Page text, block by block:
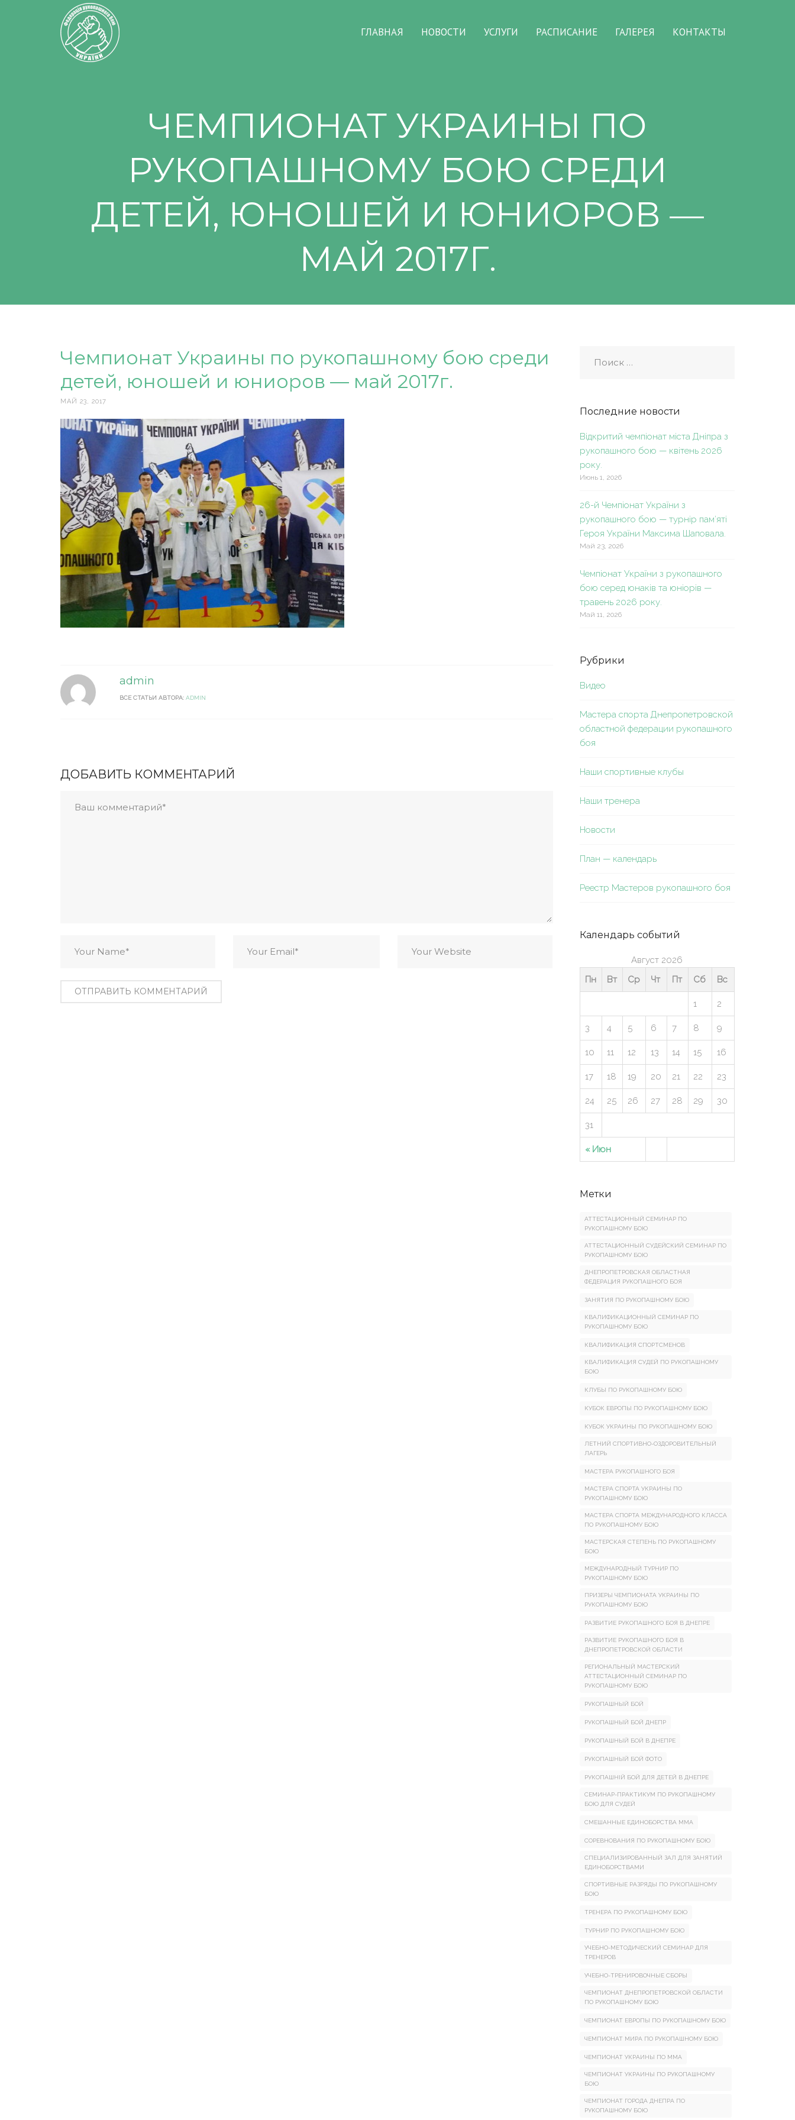
ГЛАВНАЯ НОВОСТИ УСЛУГИ РАСПИСАНИЕ ГАЛЕРЕЯ КОНТАКТЫ
ЧЕМПИОНАТ УКРАИНЫ ПО
РУКОПАШНОМУ БОЮ СРЕДИ
ДЕТЕЙ, ЮНОШЕЙ И ЮНИОРОВ —
МАЙ 2017Г.
Чемпионат Украины по рукопашному бою среди
детей, юношей и юниоров — май 2017г.
МАЙ 23, 2017
admin
ВСЕ СТАТЬИ АВТОРА: ADMIN
ДОБАВИТЬ КОММЕНТАРИЙ
Последние новости
Відкритий чемпіонат міста Дніпра з
рукопашного бою — квітень 2026
року.
Июнь 1, 2026
26-й Чемпіонат України з
рукопашного бою — турнір пам’яті
Героя України Максима Шаповала.
Май 23, 2026
Чемпіонат України з рукопашного
бою серед юнаків та юніорів —
травень 2026 року.
Май 11, 2026
Рубрики
Видео
Мастера спорта Днепропетровской
областной федерации рукопашного
боя
Наши спортивные клубы
Наши тренера
Новости
План — календарь
Реестр Мастеров рукопашного боя
Календарь событий
Август 2026
Пн
Вт Ср Чт Пт Сб Вс
« Июн
1 2
3 4 5 6 7 8 9
10 11 12 13 14 15 16
17 18 19 20 21 22 23
24 25 26 27 28 29 30
31
Метки
АТТЕСТАЦИОННЫЙ СЕМИНАР ПО
РУКОПАШНОМУ БОЮ
АТТЕСТАЦИОННЫЙ СУДЕЙСКИЙ СЕМИНАР ПО
РУКОПАШНОМУ БОЮ
ДНЕПРОПЕТРОВСКАЯ ОБЛАСТНАЯ
ФЕДЕРАЦИЯ РУКОПАШНОГО БОЯ
ЗАНЯТИЯ ПО РУКОПАШНОМУ БОЮ
КВАЛИФИКАЦИОННЫЙ СЕМИНАР ПО
РУКОПАШНОМУ БОЮ
КВАЛИФИКАЦИЯ СПОРТСМЕНОВ
КВАЛИФИКАЦИЯ СУДЕЙ ПО РУКОПАШНОМУ
БОЮ
КЛУБЫ ПО РУКОПАШНОМУ БОЮ
КУБОК ЕВРОПЫ ПО РУКОПАШНОМУ БОЮ
КУБОК УКРАИНЫ ПО РУКОПАШНОМУ БОЮ
ЛЕТНИЙ СПОРТИВНО-ОЗДОРОВИТЕЛЬНЫЙ
ЛАГЕРЬ
МАСТЕРА РУКОПАШНОГО БОЯ
МАСТЕРА СПОРТА УКРАИНЫ ПО
РУКОПАШНОМУ БОЮ
МАСТЕРА СПОРТА МЕЖДУНАРОДНОГО КЛАССА
ПО РУКОПАШНОМУ БОЮ
МАСТЕРСКАЯ СТЕПЕНЬ ПО РУКОПАШНОМУ
БОЮ
МЕЖДУНАРОДНЫЙ ТУРНИР ПО
РУКОПАШНОМУ БОЮ
ПРИЗЕРЫ ЧЕМПИОНАТА УКРАИНЫ ПО
РУКОПАШНОМУ БОЮ
РАЗВИТИЕ РУКОПАШНОГО БОЯ В ДНЕПРЕ
РАЗВИТИЕ РУКОПАШНОГО БОЯ В
ДНЕПРОПЕТРОВСКОЙ ОБЛАСТИ
РЕГИОНАЛЬНЫЙ МАСТЕРСКИЙ
АТТЕСТАЦИОННЫЙ СЕМИНАР ПО
РУКОПАШНОМУ БОЮ
РУКОПАШНЫЙ БОЙ
РУКОПАШНЫЙ БОЙ ДНЕПР
РУКОПАШНЫЙ БОЙ В ДНЕПРЕ
РУКОПАШНЫЙ БОЙ ФОТО
РУКОПАШНІЙ БОЙ ДЛЯ ДЕТЕЙ В ДНЕПРЕ
СЕМИНАР-ПРАКТИКУМ ПО РУКОПАШНОМУ
БОЮ ДЛЯ СУДЕЙ
СМЕШАННЫЕ ЕДИНОБОРСТВА ММА
СОРЕВНОВАНИЯ ПО РУКОПАШНОМУ БОЮ
СПЕЦИАЛИЗИРОВАННЫЙ ЗАЛ ДЛЯ ЗАНЯТИЙ
ЕДИНОБОРСТВАМИ
СПОРТИВНЫЕ РАЗРЯДЫ ПО РУКОПАШНОМУ
БОЮ
ТРЕНЕРА ПО РУКОПАШНОМУ БОЮ
ТУРНИР ПО РУКОПАШНОМУ БОЮ
УЧЕБНО-МЕТОДИЧЕСКИЙ СЕМИНАР ДЛЯ
ТРЕНЕРОВ
УЧЕБНО-ТРЕНИРОВОЧНЫЕ СБОРЫ
ЧЕМПИОНАТ ДНЕПРОПЕТРОВСКОЙ ОБЛАСТИ
ПО РУКОПАШНОМУ БОЮ
ЧЕМПИОНАТ ЕВРОПЫ ПО РУКОПАШНОМУ БОЮ
ЧЕМПИОНАТ МИРА ПО РУКОПАШНОМУ БОЮ
ЧЕМПИОНАТ УКРАИНЫ ПО ММА
ЧЕМПИОНАТ УКРАИНЫ ПО РУКОПАШНОМУ
БОЮ
ЧЕМПИОНАТ ГОРОДА ДНЕПРА ПО
РУКОПАШНОМУ БОЮ